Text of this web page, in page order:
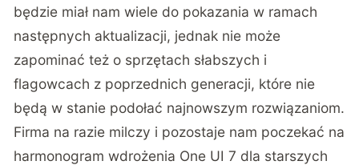
będzie miał nam wiele do pokazania w ramach
następnych aktualizacji, jednak nie może
zapominać też o sprzętach słabszych i
flagowcach z poprzednich generacji, które nie
będą w stanie podołać najnowszym rozwiązaniom.
Firma na razie milczy i pozostaje nam poczekać na
harmonogram wdrożenia One UI 7 dla starszych